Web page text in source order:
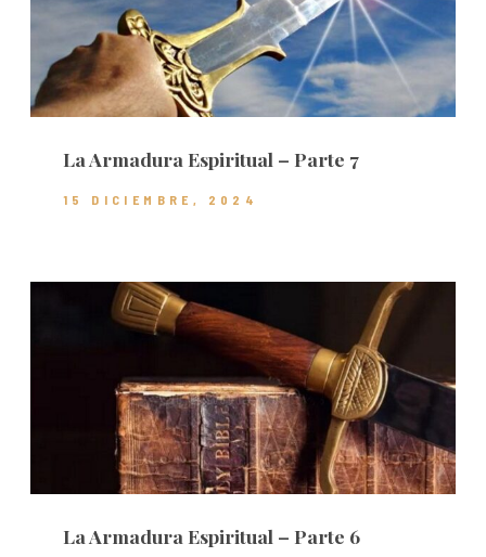
La Armadura Espiritual – Parte 7
15 DICIEMBRE, 2024
La Armadura Espiritual – Parte 6